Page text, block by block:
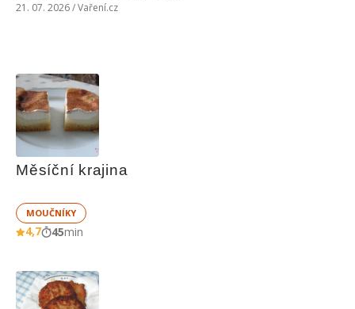
21. 07. 2026 / Vaření.cz
Měsíční krajina
MOUČNÍKY
4,7 45min